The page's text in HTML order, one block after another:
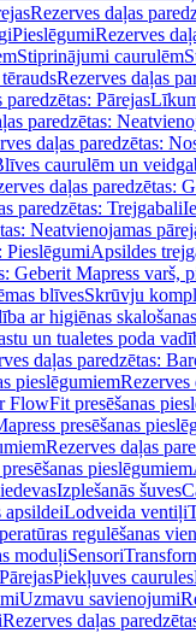
Rezerves daļas
PieslēgumiRezerves
Stiprinājumi caurulēm
Rezerves daļas
paredzētas: Pārejas
paredzētas:
daļas paredzētas:
caurulēm un
daļas paredzētas:
paredzētas: Trejgabali
Neatvienojamas
PieslēgumiApsildes
Geberit Mapress varš,
blīvesSkrūvju
ar higiēnas
un tualetes poda
daļas paredzētas:
pieslēgumiemRezerves
FlowFit presēšanas
presēšanas
Rezerves daļas
pieslēgumiem
Izplešanās šuves
apsildeiLodveida ventiļi
regulēšanas
moduļiSensori
PārejasPiekļuves caurules
Uzmavu savienojumi
Rezerves daļas